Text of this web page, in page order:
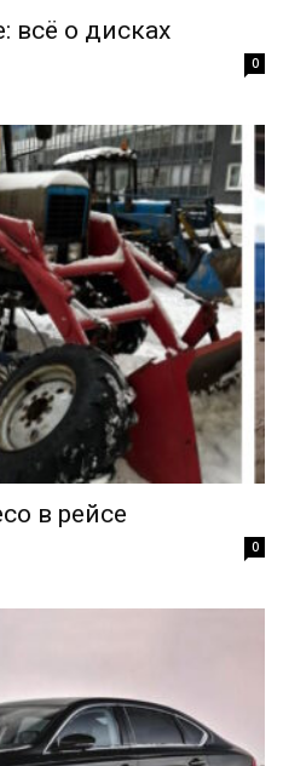
всё о дисках
0
в рейсе
0